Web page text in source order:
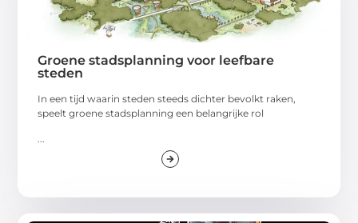
Groene stadsplanning voor leefbare
steden
In een tijd waarin steden steeds dichter bevolkt raken,
speelt groene stadsplanning een belangrijke rol
...